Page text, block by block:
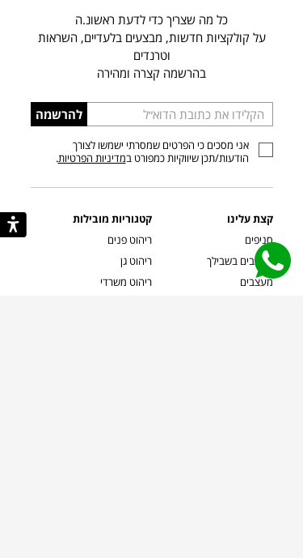
כל מה שצריך כדי לדעת ראשונ.ה
על קולקציות חדשות, מבצעים בלעדיים, השראות
וטרנדים
בהרשמה קצרה ומהירה
הכניסו
כתובת
דוא”ל
להרשמה
אני מסכים כי הפרטים שמסרתי ישמשו לצורך
הודעות/תכן שיווקיות כמפורט במדיניות הפרטיות.
קצת עלינו
סניפים
מעצבים בשבילך
מעצבים
קטגוריות מובילות
ריהוט פנים
ריהוט גן
ריהוט משרדי